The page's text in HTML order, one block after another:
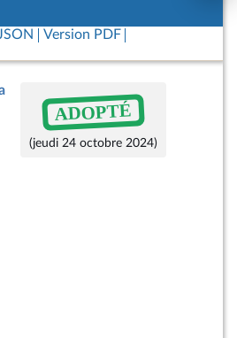
Version PDF
ADOPTÉ
(jeudi 24 octobre 2024)